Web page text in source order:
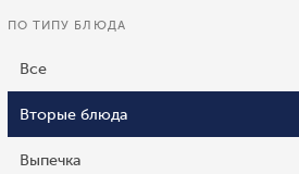
ПО ТИПУ БЛЮДА
Все
Вторые блюда
Выпечка